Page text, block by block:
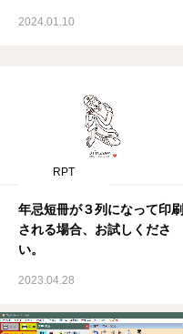
2024.01.10
RPT
年忌短冊が３列になって印刷
される場合、お試しくださ
い。
2023.04.28